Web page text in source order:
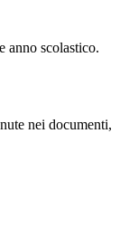
anno scolastico.
nei documenti,